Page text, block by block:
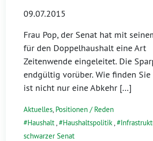
09.07.2015
Frau Pop, der Senat hat mit
für den Doppelhaushalt eine Art
Zeitenwende eingeleitet. Die
endgültig vorüber. Wie finden Sie
ist nicht nur eine Abkehr […]
Aktuelles, Positionen / Reden
Haushalt, Haushaltspolitik,
schwarzer Senat